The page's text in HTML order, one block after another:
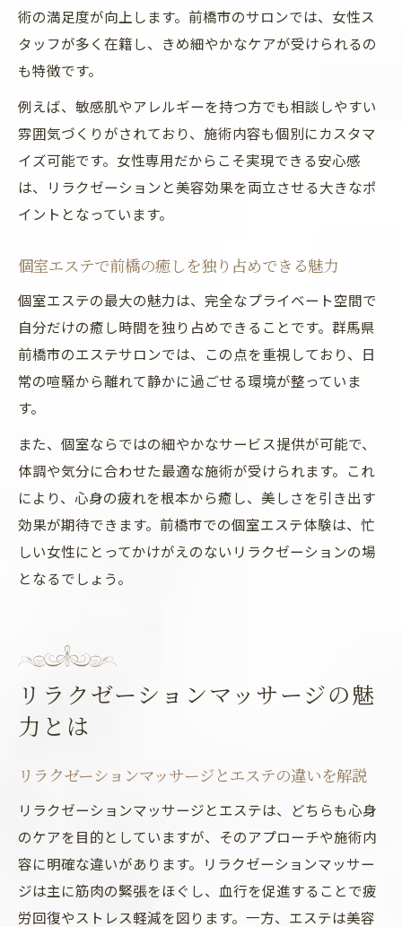
術の満足度が向上します。前橋市のサロンでは、女性ス
タッフが多く在籍し、きめ細やかなケアが受けられるの
も特徴です。
例えば、敏感肌やアレルギーを持つ方でも相談しやすい
雰囲気づくりがされており、施術内容も個別にカスタマ
イズ可能です。女性専用だからこそ実現できる安心感
は、リラクゼーションと美容効果を両立させる大きなポ
イントとなっています。
個室エステで前橋の癒しを独り占めできる魅力
個室エステの最大の魅力は、完全なプライベート空間で
自分だけの癒し時間を独り占めできることです。群馬県
前橋市のエステサロンでは、この点を重視しており、日
常の喧騒から離れて静かに過ごせる環境が整っていま
す。
また、個室ならではの細やかなサービス提供が可能で、
体調や気分に合わせた最適な施術が受けられます。これ
により、心身の疲れを根本から癒し、美しさを引き出す
効果が期待できます。前橋市での個室エステ体験は、忙
しい女性にとってかけがえのないリラクゼーションの場
となるでしょう。
リラクゼーションマッサージの魅
力とは
リラクゼーションマッサージとエステの違いを解説
リラクゼーションマッサージとエステは、どちらも心身
のケアを目的としていますが、そのアプローチや施術内
容に明確な違いがあります。リラクゼーションマッサー
ジは主に筋肉の緊張をほぐし、血行を促進することで疲
労回復やストレス軽減を図ります。一方、エステは美容